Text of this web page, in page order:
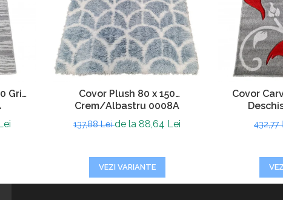
Gri
Covor Plush 80 x 150
Crem/Albastru 0008A
137,88 Leide la 88,64 Lei
VEZI VARIANTE
Covor
432,77